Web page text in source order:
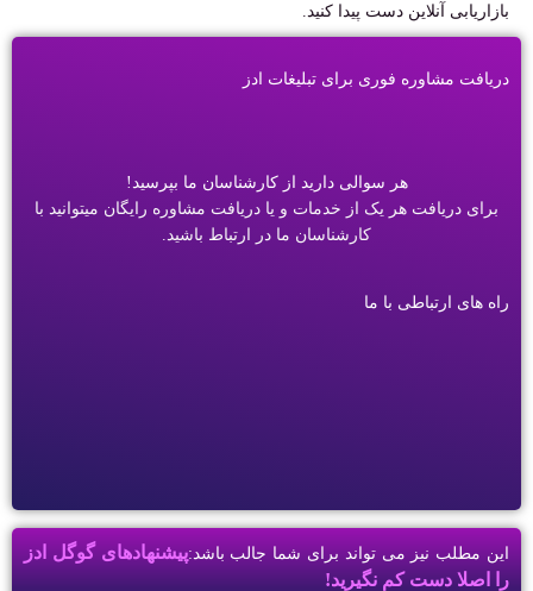
بازاریابی آنلاین دست پیدا کنید.
دریافت مشاوره فوری برای تبلیغات ادز
هر سوالی دارید از کارشناسان ما بپرسید!
برای دریافت هر یک از خدمات و یا دریافت مشاوره رایگان میتوانید با
کارشناسان ما در ارتباط باشید.
راه های ارتباطی با ما
این مطلب نیز می تواند برای شما جالب باشد:پیشنهادهای گوگل ادز
را اصلا دست کم نگیرید!